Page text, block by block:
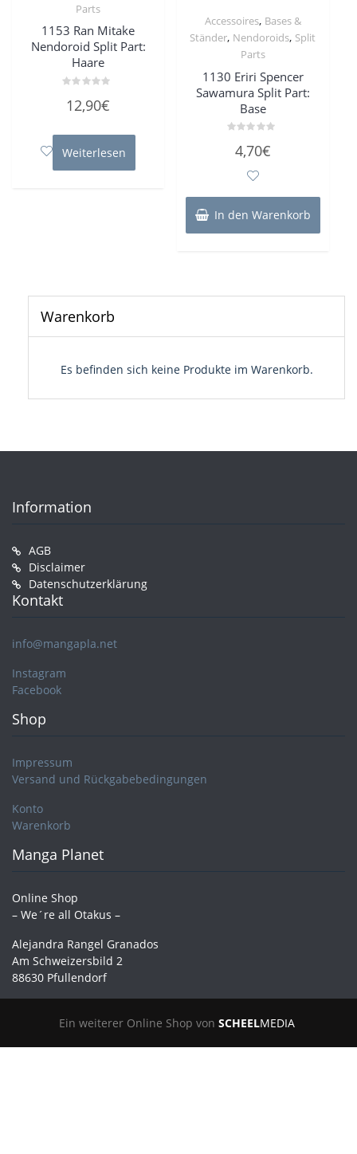
Parts
1153 Ran Mitake
Nendoroid Split Part:
Haare
mit
5
12,90€
Weiterlesen
Accessoires, Bases &
Ständer, Nendoroids, Split
Parts
1130 Eriri Spencer
Sawamura Split Part:
Base
mit4,70€
In den Warenkorb
Warenkorb
Es befinden sich keine Produkte im Warenkorb.
Information
AGB
Disclaimer
Datenschutzerklärung
Kontakt
info@mangapla.net
Instagram
Facebook
Shop
Impressum
Versand und Rückgabebedingungen
Konto
Warenkorb
Manga Planet
Online Shop
– We´re all Otakus –
Alejandra Rangel Granados
Am Schweizersbild 2
88630 Pfullendorf
Ein weiterer Online Shop von SCHEELMEDIA